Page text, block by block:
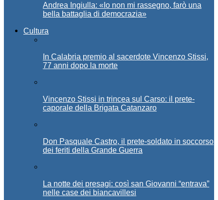
Andrea Ingiulla: «Io non mi rassegno, farò una
bella battaglia di democrazia»
Cultura
In Calabria premio al sacerdote Vincenzo Stissi,
77 anni dopo la morte
Vincenzo Stissi in trincea sul Carso: il prete-
caporale della Brigata Catanzaro
Don Pasquale Castro, il prete-soldato in soccorso
dei feriti della Grande Guerra
La notte dei presagi: così san Giovanni “entrava”
nelle case dei biancavillesi